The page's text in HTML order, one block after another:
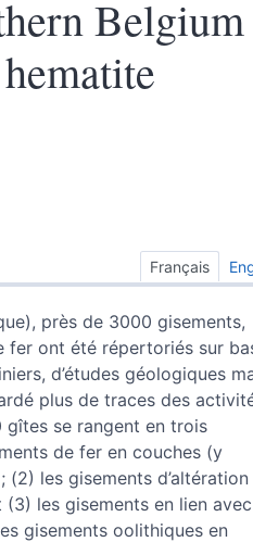
Français
près de 3000 gisements,
ont été répertoriés sur
d’études géologiques
plus de traces des
gîtes se rangent en trois
de fer en couches (y
les gisements d’altération
les gisements en lien
gisements oolithiques en